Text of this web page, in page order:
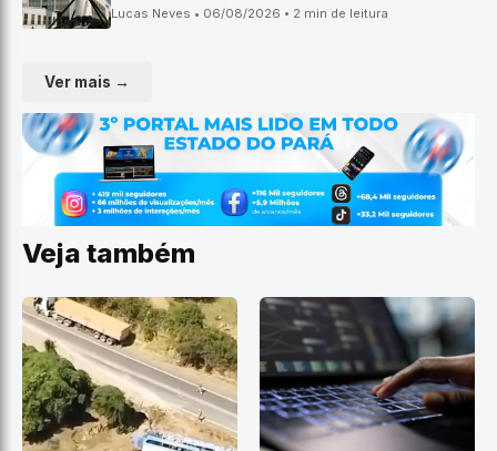
Lucas Neves • 06/08/2026 • 2 min de leitura
Ver mais →
Veja também